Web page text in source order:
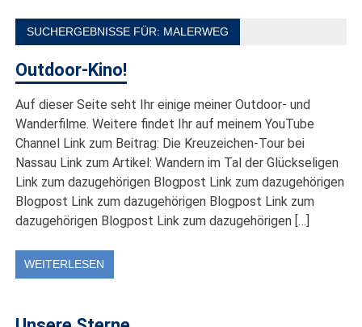
draußen sind. In Deutschland und überall!
SUCHERGEBNISSE FÜR: MALERWEG
Outdoor-Kino!
Auf dieser Seite seht Ihr einige meiner Outdoor- und
Wanderfilme. Weitere findet Ihr auf meinem YouTube
Channel Link zum Beitrag: Die Kreuzeichen-Tour bei
Nassau Link zum Artikel: Wandern im Tal der Glückseligen
Link zum dazugehörigen Blogpost Link zum dazugehörigen
Blogpost Link zum dazugehörigen Blogpost Link zum
dazugehörigen Blogpost Link zum dazugehörigen […]
WEITERLESEN